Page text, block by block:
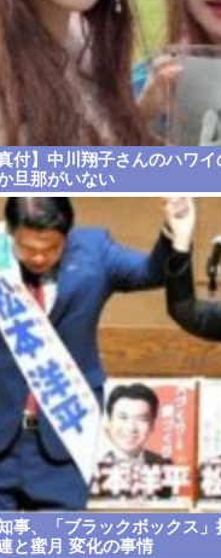
真付】中川翔子さんのハワイ
旦那がいない
事、「ブラックボックス」
と蜜月 変化の事情